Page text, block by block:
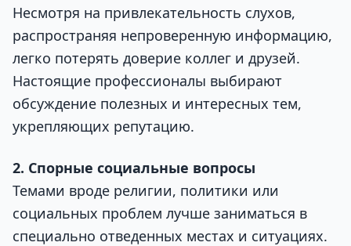
Несмотря на привлекательность слухов,
распространяя непроверенную информацию,
легко потерять доверие коллег и друзей.
Настоящие профессионалы выбирают
обсуждение полезных и интересных тем,
укрепляющих репутацию.
2. Спорные социальные вопросы
Темами вроде религии, политики или
социальных проблем лучше заниматься в
специально отведенных местах и ситуациях.